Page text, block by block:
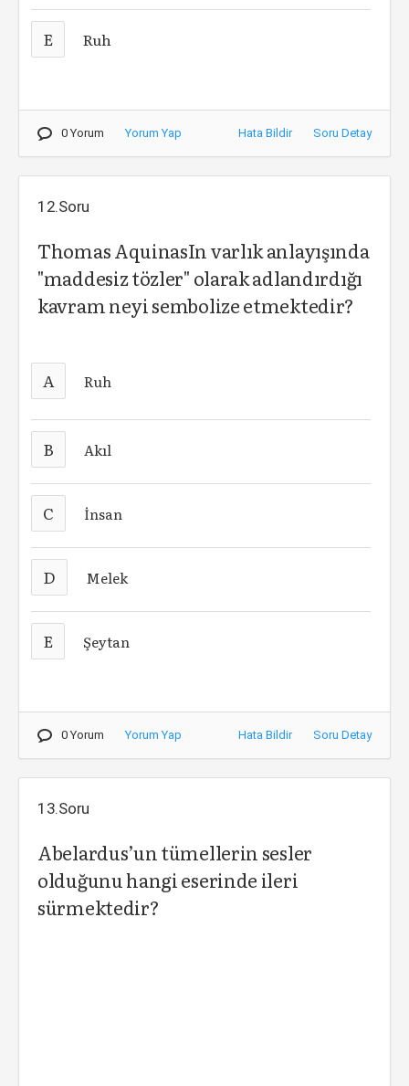
E Ruh
0 Yorum Yorum Yap Hata Bildir Soru Detay
12.Soru
Thomas AquinasIn varlık anlayışında
"maddesiz tözler" olarak adlandırdığı
kavram neyi sembolize etmektedir?
A Ruh
B Akıl
C İnsan
D Melek
E Şeytan
0 Yorum Yorum Yap Hata Bildir Soru Detay
13.Soru
Abelardus’un tümellerin sesler
olduğunu hangi eserinde ileri
sürmektedir?